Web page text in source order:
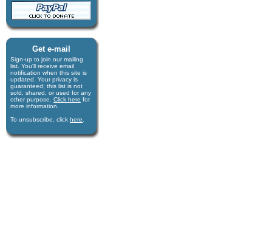
Get e-mail
Sign-up to join our mail­ing
list. You'll receive e­mail
notification when this site is
updated. Your privacy is
guaran­teed; this list is not
sold, shared, or used for any
other purpose. Click here for
more infor­mation.
To unsubscribe, click here